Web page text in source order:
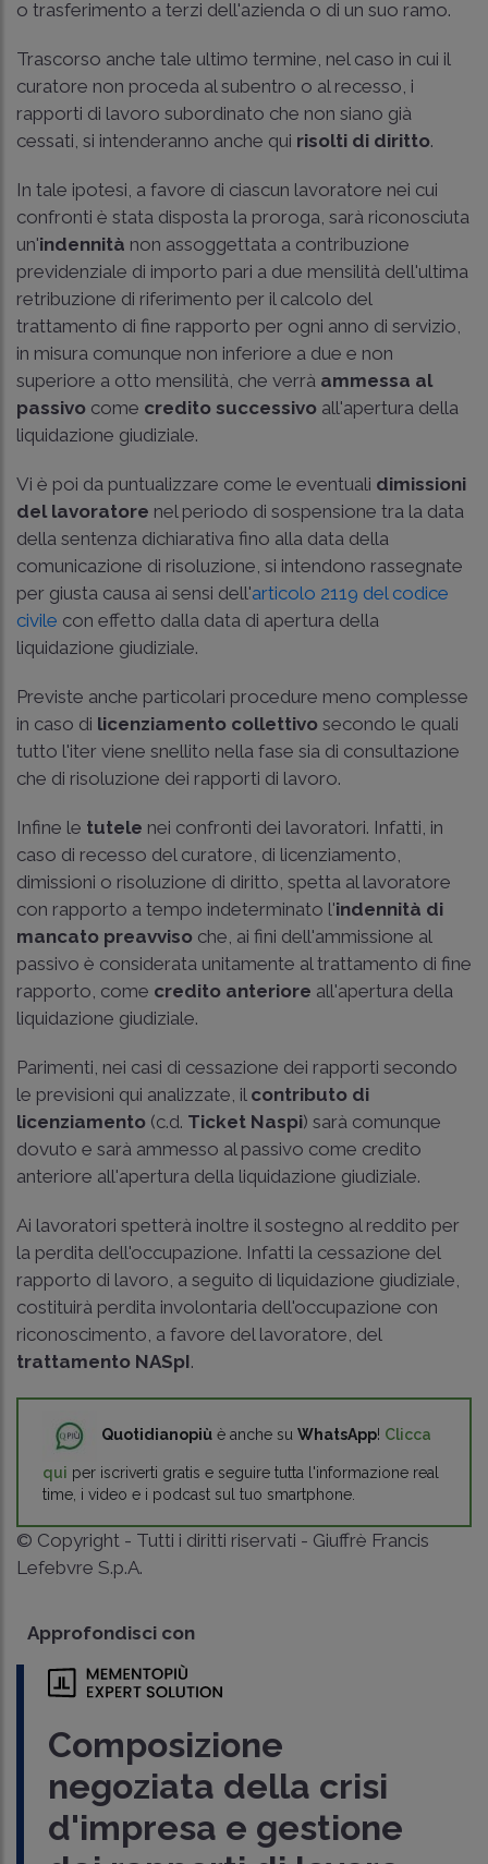
o trasferimento a terzi dell'azienda o di un suo ramo.
Trascorso anche tale ultimo termine, nel caso in cui il
curatore non proceda al subentro o al recesso, i
rapporti di lavoro subordinato che non siano già
cessati, si intenderanno anche qui risolti di diritto.
In tale ipotesi, a favore di ciascun lavoratore nei cui
confronti è stata disposta la proroga, sarà riconosciuta
un'indennità non assoggettata a contribuzione
previdenziale di importo pari a due mensilità dell'ultima
retribuzione di riferimento per il calcolo del
trattamento di fine rapporto per ogni anno di servizio,
in misura comunque non inferiore a due e non
superiore a otto mensilità, che verrà ammessa al
passivo come credito successivo all'apertura della
liquidazione giudiziale.
Vi è poi da puntualizzare come le eventuali dimissioni
del lavoratore nel periodo di sospensione tra la data
della sentenza dichiarativa fino alla data della
comunicazione di risoluzione, si intendono rassegnate
per giusta causa ai sensi dell'articolo 2119 del codice
civile con effetto dalla data di apertura della
liquidazione giudiziale.
Previste anche particolari procedure meno complesse
in caso di licenziamento collettivo secondo le quali
tutto l'iter viene snellito nella fase sia di consultazione
che di risoluzione dei rapporti di lavoro.
Infine le tutele nei confronti dei lavoratori. Infatti, in
caso di recesso del curatore, di licenziamento,
dimissioni o risoluzione di diritto, spetta al lavoratore
con rapporto a tempo indeterminato l'indennità di
mancato preavviso che, ai fini dell'ammissione al
passivo è considerata unitamente al trattamento di fine
rapporto, come credito anteriore all'apertura della
liquidazione giudiziale.
Parimenti, nei casi di cessazione dei rapporti secondo
le previsioni qui analizzate, il contributo di
licenziamento (c.d. Ticket Naspi) sarà comunque
dovuto e sarà ammesso al passivo come credito
anteriore all'apertura della liquidazione giudiziale.
Ai lavoratori spetterà inoltre il sostegno al reddito per
la perdita dell'occupazione. Infatti la cessazione del
rapporto di lavoro, a seguito di liquidazione giudiziale,
costituirà perdita involontaria dell'occupazione con
riconoscimento, a favore del lavoratore, del
trattamento NASpI.
Quotidianopiù è anche su WhatsApp! Clicca
qui per iscriverti gratis e seguire tutta l'informazione real
time, i video e i podcast sul tuo smartphone.
© Copyright - Tutti i diritti riservati - Giuffrè Francis
Lefebvre S.p.A.
Approfondisci con
Composizione
negoziata della crisi
d'impresa e gestione